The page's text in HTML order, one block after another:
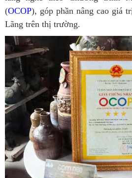
(OCOP), góp phần nâng cao giá
Lãng trên thị trường.